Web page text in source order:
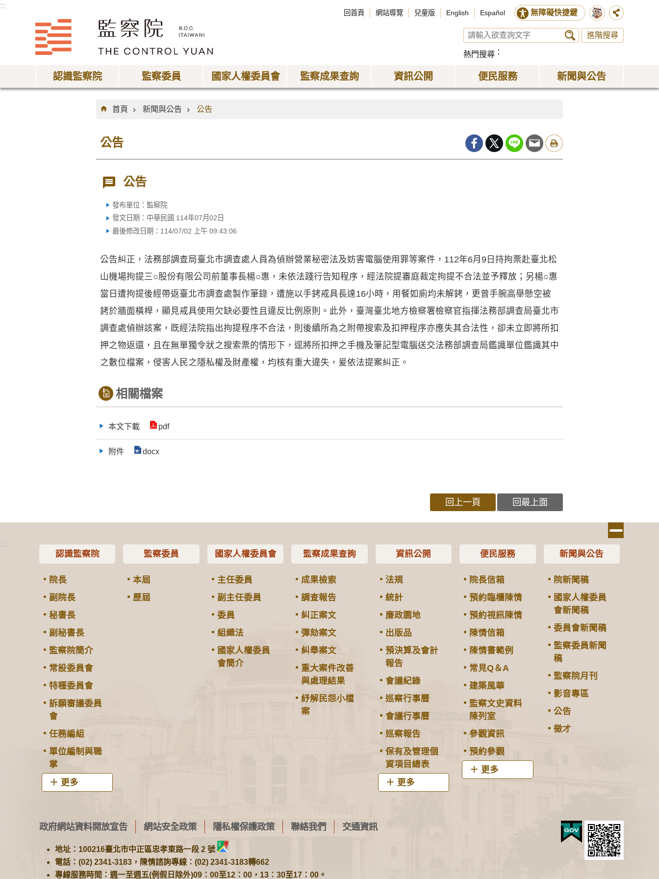
:::
回首頁 網站導覽 兒童版 English Español 無障礙快捷鍵
進階搜尋
熱門搜尋
認識監察院 監察委員 國家人權委員會 監察成果查詢 資訊公開 便民服務 新聞與公告
:::
首頁
新聞與公告 公告
公告
公告
發布單位：監察院
發文日期：中華民國 114年07月02日
最後修改日期：114/07/02 上午 09:43:06
公告糾正，法務部調查局臺北市調查處人員為偵辦營業秘密法及妨害電腦使用罪等案件，112年6月9日持拘票赴臺北松
山機場拘提三○股份有限公司前董事長楊○惠，未依法踐行告知程序，經法院提審庭裁定拘提不合法並予釋放；另楊○惠
當日遭拘提後經帶返臺北市調查處製作筆錄，遭施以手銬戒具長達16小時，用餐如廁均未解銬，更曾手腕高舉懸空被
銬於牆面橫桿，顯見戒具使用欠缺必要性且違反比例原則。此外，臺灣臺北地方檢察署檢察官指揮法務部調查局臺北市
調查處偵辦該案，既經法院指出拘提程序不合法，則後續所為之附帶搜索及扣押程序亦應失其合法性，卻未立即將所扣
押之物返還，且在無單獨令狀之搜索票的情形下，逕將所扣押之手機及筆記型電腦送交法務部調查局鑑識單位鑑識其中
之數位檔案，侵害人民之隱私權及財產權，均核有重大違失，爰依法提案糾正。
相關檔案
本文下載 pdf
附件 docx
回上一頁 回最上面
:::
認識監察院
院長
副院長
秘書長
副秘書長
監察院簡介
常設委員會
特種委員會
訴願審議委員
會
任務編組
單位編制與職
掌
更多
監察委員
本屆
歷屆
國家人權委員會
主任委員
副主任委員
委員
組織法
國家人權委員
會簡介
監察成果查詢
成果檢索
調查報告
糾正案文
彈劾案文
糾舉案文
重大案件改善
與處理結果
紓解民怨小檔
案
資訊公開
法規
統計
廉政園地
出版品
預決算及會計
報告
會議紀錄
巡察行事曆
會議行事曆
巡察報告
保有及管理個
資項目總表
更多
便民服務
院長信箱
預約臨櫃陳情
預約視訊陳情
陳情信箱
陳情書範例
常見Q＆A
建築風華
監察文史資料
陳列室
參觀資訊
預約參觀
更多
新聞與公告
院新聞稿
國家人權委員
會新聞稿
委員會新聞稿
監察委員新聞
稿
監察院月刊
影音專區
公告
徵才
政府網站資料開放宣告 網站安全政策 隱私權保護政策 聯絡我們 交通資訊
地址：100216臺北市中正區忠孝東路一段 2 號
電話：(02) 2341-3183，陳情諮詢專線：(02) 2341-3183轉662
專線服務時間：週一至週五(例假日除外)09：00至12：00，13：30至17：00。